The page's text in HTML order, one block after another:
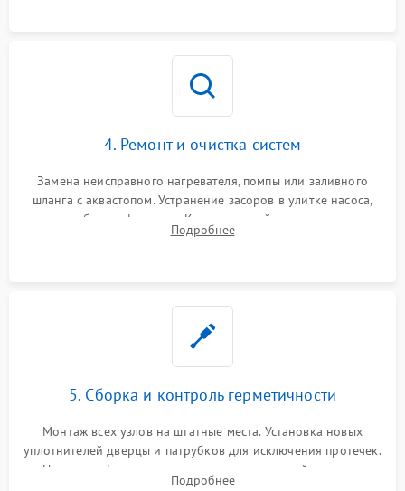
4. Ремонт и очистка систем
Замена неисправного нагревателя, помпы или заливного
шланга с аквастопом. Устранение засоров в улитке насоса,
патрубках и фильтрах. Компонентный ремонт платы
управления, восстановление поврежденной проводки.
Подробнее
5. Сборка и контроль герметичности
Монтаж всех узлов на штатные места. Установка новых
уплотнителей дверцы и патрубков для исключения протечек.
Надежная фиксация хомутов гидравлической системы,
Подробнее